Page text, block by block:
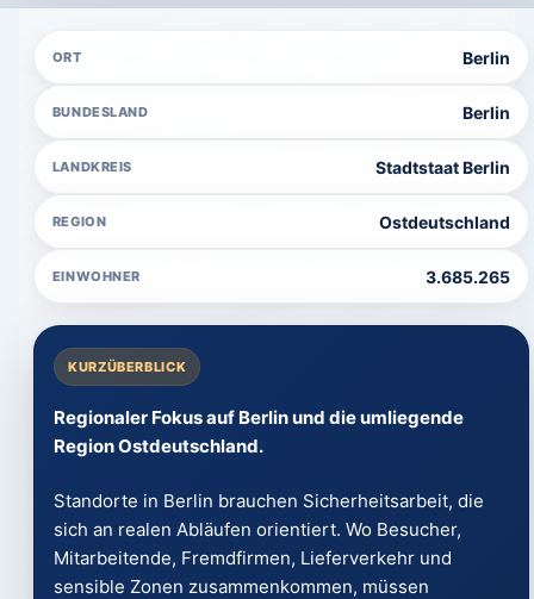
ORT Berlin
BUNDESLAND Berlin
LANDKREIS Stadtstaat Berlin
REGION Ostdeutschland
EINWOHNER 3.685.265
KURZÜBERBLICK
Regionaler Fokus auf Berlin und die umliegende
Region Ostdeutschland.
Standorte in Berlin brauchen Sicherheitsarbeit, die
sich an realen Abläufen orientiert. Wo Besucher,
Mitarbeitende, Fremdfirmen, Lieferverkehr und
sensible Zonen zusammenkommen, müssen